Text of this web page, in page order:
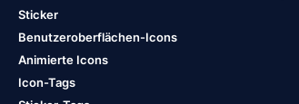
Sticker
Benutzeroberflächen-Icons
Animierte Icons
Icon-Tags